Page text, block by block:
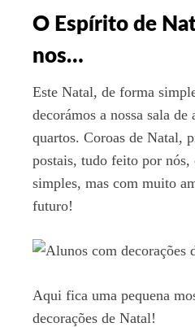
O Espírito de
nos…
Este Natal, de forma
decorámos a nossa sala de
quartos. Coroas de Natal,
postais, tudo feito por
simples, mas com muito
futuro!
Aqui fica uma pequena
decorações de Natal!